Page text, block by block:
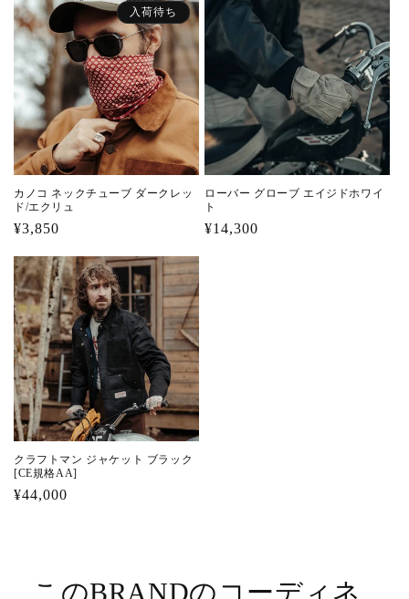
入荷待ち
カノコ ネックチューブ ダークレッ
ド/エクリュ
通
価
格
¥3,850
ローバー グローブ エイジドホワイ
ト
通
¥14,300
クラフトマン ジャケット ブラック
[CE規格AA]
通
¥44,000
このBRANDのコーディネ